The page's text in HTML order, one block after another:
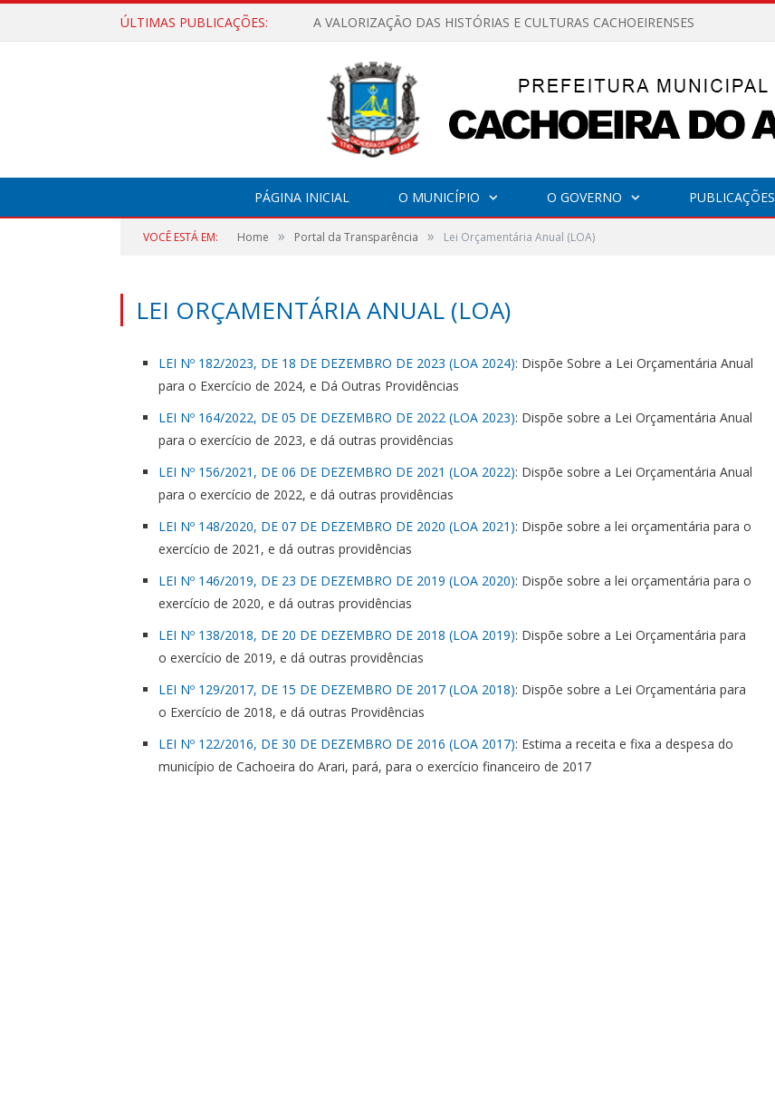
ÚLTIMAS PUBLICAÇÕES: A VALORIZAÇÃO DAS HISTÓRIAS E CULTURAS CACHOEIRENSES
PÁGINA INICIAL O MUNICÍPIO O GOVERNO PUBLICAÇÕES
VOCÊ ESTÁ EM: Home » Portal da Transparência » Lei Orçamentária Anual (LOA)
LEI ORÇAMENTÁRIA ANUAL (LOA)
LEI Nº 182/2023, DE 18 DE DEZEMBRO DE 2023 (LOA 2024): Dispõe Sobre a Lei Orçamentária Anual
para o Exercício de 2024, e Dá Outras Providências
LEI Nº 164/2022, DE 05 DE DEZEMBRO DE 2022 (LOA 2023): Dispõe sobre a Lei Orçamentária Anual
para o exercício de 2023, e dá outras providências
LEI Nº 156/2021, DE 06 DE DEZEMBRO DE 2021 (LOA 2022): Dispõe sobre a Lei Orçamentária Anual
para o exercício de 2022, e dá outras providências
LEI Nº 148/2020, DE 07 DE DEZEMBRO DE 2020 (LOA 2021): Dispõe sobre a lei orçamentária para o
exercício de 2021, e dá outras providências
LEI Nº 146/2019, DE 23 DE DEZEMBRO DE 2019 (LOA 2020): Dispõe sobre a lei orçamentária para o
exercício de 2020, e dá outras providências
LEI Nº 138/2018, DE 20 DE DEZEMBRO DE 2018 (LOA 2019): Dispõe sobre a Lei Orçamentária para
o exercício de 2019, e dá outras providências
LEI Nº 129/2017, DE 15 DE DEZEMBRO DE 2017 (LOA 2018): Dispõe sobre a Lei Orçamentária para
o Exercício de 2018, e dá outras Providências
LEI Nº 122/2016, DE 30 DE DEZEMBRO DE 2016 (LOA 2017): Estima a receita e fixa a despesa do
município de Cachoeira do Arari, pará, para o exercício financeiro de 2017